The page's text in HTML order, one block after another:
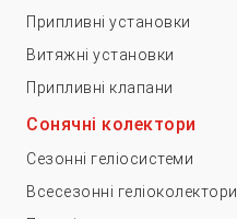
Припливні установки
Витяжні установки
Припливні клапани
Сонячні колектори
Сезонні геліосистеми
Всесезонні геліоколектори